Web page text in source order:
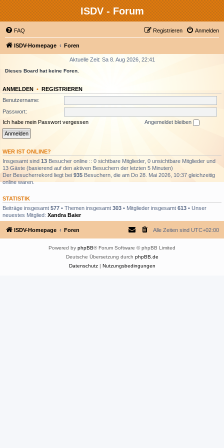
ISDV - Forum
FAQ Anmelden
Registrieren
ISDV-Homepage Foren
Aktuelle Zeit: Sa 8. Aug 2026, 22:41
Dieses Board hat keine Foren.
ANMELDEN • REGISTRIEREN
Benutzername:
Passwort:
Ich habe mein Passwort vergessen
Angemeldet bleiben
WER IST ONLINE?
Insgesamt sind 13 Besucher online :: 0 sichtbare Mitglieder, 0 unsichtbare Mitglieder und
13 Gäste (basierend auf den aktiven Besuchern der letzten 5 Minuten)
Der Besucherrekord liegt bei 935 Besuchern, die am Do 28. Mai 2026, 10:37 gleichzeitig
online waren.
STATISTIK
Beiträge insgesamt 577 • Themen insgesamt 303 • Mitglieder insgesamt 613 • Unser
neuestes Mitglied: Xandra Baier
ISDV-Homepage Foren Alle Zeiten sind UTC+02:00
Powered by phpBB® Forum Software © phpBB Limited
Deutsche Übersetzung durch phpBB.de
Datenschutz| Nutzungsbedingungen